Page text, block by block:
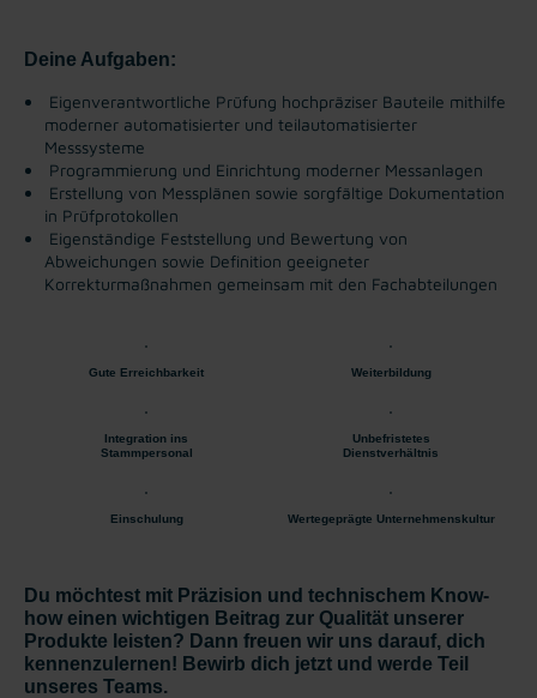
Deine Aufgaben:
Eigenverantwortliche Prüfung hochpräziser Bauteile mithilfe
moderner automatisierter und teilautomatisierter
Messsysteme
Programmierung und Einrichtung moderner Messanlagen
Erstellung von Messplänen sowie sorgfältige Dokumentation
in Prüfprotokollen
Eigenständige Feststellung und Bewertung von
Abweichungen sowie Definition geeigneter
Korrekturmaßnahmen gemeinsam mit den Fachabteilungen
Gute Erreichbarkeit Weiterbildung
Integration ins
Stammpersonal
Unbefristetes
Dienstverhältnis
Einschulung Wertegeprägte Unternehmenskultur
Du möchtest mit Präzision und technischem Know-
how einen wichtigen Beitrag zur Qualität unserer
Produkte leisten? Dann freuen wir uns darauf, dich
kennenzulernen! Bewirb dich jetzt und werde Teil
unseres Teams.